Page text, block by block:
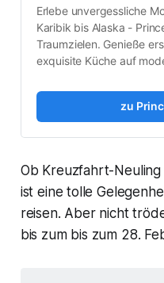
Erlebe unvergessliche
Karibik bis Alaska -
Traumzielen. Genieße
exquisite Küche auf
zu
Ob Kreuzfahrt-
ist eine tolle
reisen. Aber nicht
bis zum bis zum 28.